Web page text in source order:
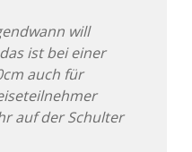
will
ist bei einer
auch für
auf der Schulter